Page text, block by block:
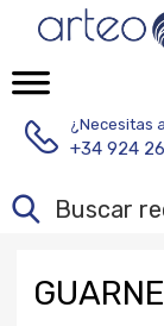
¿Necesitas
+34 924